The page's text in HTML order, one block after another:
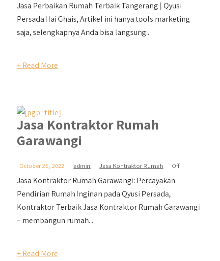
Jasa Perbaikan Rumah Terbaik Tangerang | Qyusi
Persada Hai Ghais, Artikel ini hanya tools marketing
saja, selengkapnya Anda bisa langsung...
+ Read More
Jasa Kontraktor Rumah
Garawangi
October 26, 2022 admin Jasa Kontraktor Rumah Off
Jasa Kontraktor Rumah Garawangi: Percayakan
Pendirian Rumah Inginan pada Qyusi Persada,
Kontraktor Terbaik Jasa Kontraktor Rumah Garawangi
– membangun rumah...
+ Read More